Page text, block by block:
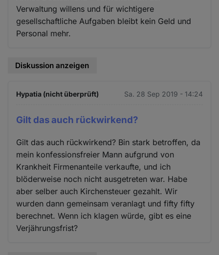
Verwaltung willens und für wichtigere
gesellschaftliche Aufgaben bleibt kein Geld und
Personal mehr.
Diskussion anzeigen
Hypatia (nicht überprüft) Sa. 28 Sep 2019 - 14:24
Gilt das auch rückwirkend?
Gilt das auch rückwirkend? Bin stark betroffen, da
mein konfessionsfreier Mann aufgrund von
Krankheit Firmenanteile verkaufte, und ich
blöderweise noch nicht ausgetreten war. Habe
aber selber auch Kirchensteuer gezahlt. Wir
wurden dann gemeinsam veranlagt und fifty fifty
berechnet. Wenn ich klagen würde, gibt es eine
Verjährungsfrist?